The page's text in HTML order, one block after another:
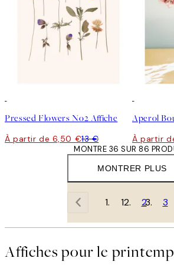
Pressed Flowers No2 Affiche
À partir de 6,50 €13 €
Aperol
À partir
MONTRER PLUS
MONTRE 36 SUR 86
1 2 3
Affiches pour le